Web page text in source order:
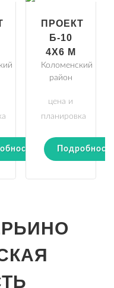
ПРОЕКТ
Б-10
4Х6 М
Коломенский
район
цена и
планировка